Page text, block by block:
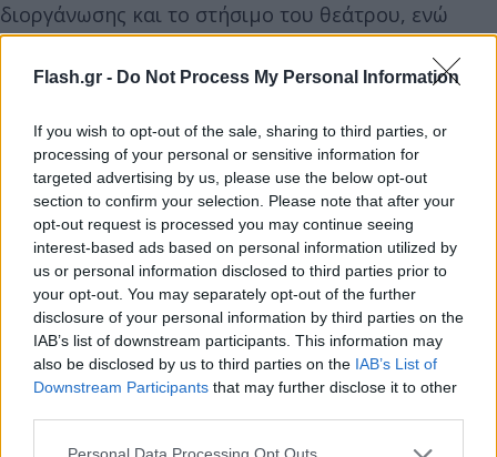
Flash.gr - Do Not Process My Personal Information
If you wish to opt-out of the sale, sharing to third parties, or
processing of your personal or sensitive information for
targeted advertising by us, please use the below opt-out
section to confirm your selection. Please note that after your
opt-out request is processed you may continue seeing
interest-based ads based on personal information utilized by
us or personal information disclosed to third parties prior to
your opt-out. You may separately opt-out of the further
disclosure of your personal information by third parties on the
IAB’s list of downstream participants. This information may
also be disclosed by us to third parties on the IAB’s List of
Downstream Participants that may further disclose it to other
Please note that this website/app uses one or more Google
διοργάνωσης και το στήσιμο του θεάτρου, ενώ
φαίνεται πώς η έγκριση ζητήθηκε τελευταία στιγμή
τις προηγούμενες ημέρες, με την «τελετή έναρξης»
Κυριακή 21 Ιουνίου.